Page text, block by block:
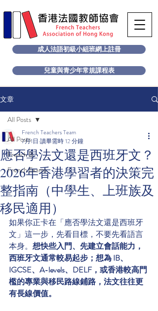
成人法語初級小組班網上註冊
兒童與青少年常規課程表
文章
All Posts
French B
French Exams
All Posts
應否學法文還是西班牙文？
2026年香港學習者的決策完
整指南（中學生、上班族及
移民適用）
French Teachers Team
7月1日 讀畢需時 12 分鐘
如果你正卡在「應否學法文還是西班牙
文」這一步，先看目標，不要先看語言
本身。 想快些入門、先建立會話能力，
西班牙文通常較易起步；想為 IB、
IGCSE、A-levels、DELF，或香港較高門
檻的專業與移民路線鋪路，法文往往更
有長線價值。